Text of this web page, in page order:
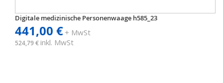
Digitale medizinische Personenwaage h585_23
441,00 €+ MwSt
524,79 € inkl. MwSt